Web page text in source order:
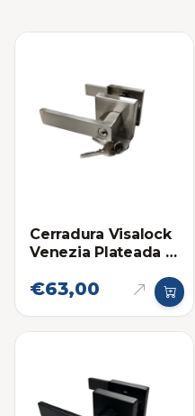
Cerradura Visalock
Venezia Plateada -
€63,00